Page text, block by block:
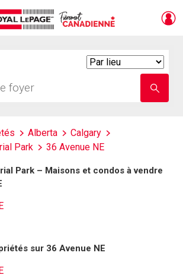
nom
Alberta
Calgary
Park
36 Avenue NE
Park – Maisons et condos à vendre
sur 36 Avenue NE